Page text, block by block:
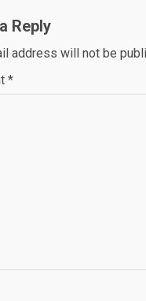
Reply
address will not be
*